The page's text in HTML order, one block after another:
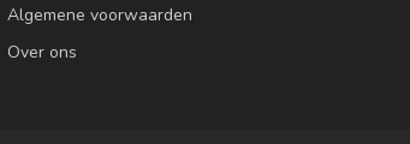
Algemene voorwaarden
Over ons